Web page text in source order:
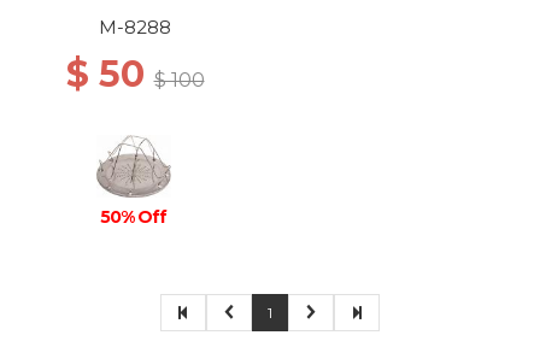
M-8288
$ 50$ 100
50% Off
1